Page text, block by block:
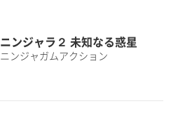
ニンジャラ２ 未知なる惑星
ニンジャガムアクション